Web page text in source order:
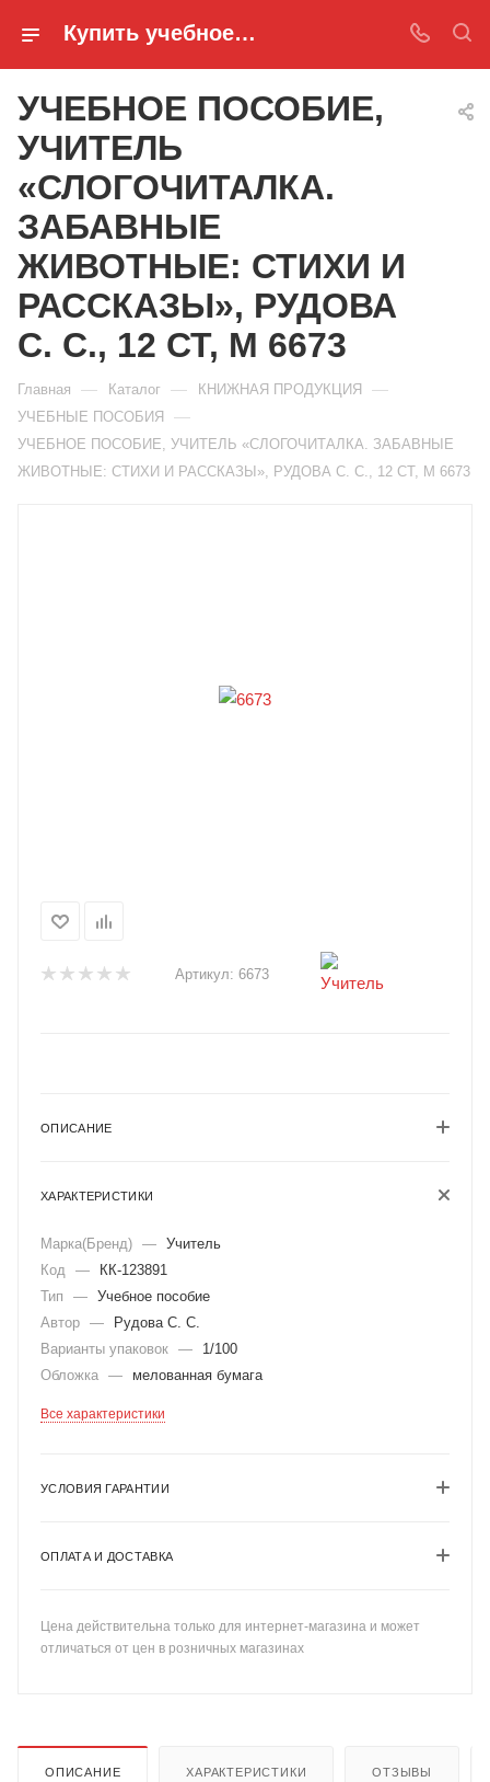
Купить учебное пособие, учитель «слогочиталка. забавные животные: стихи и рассказы», рудова с. с., 12 ст, м 6673 в Ростове-на-Дону
УЧЕБНОЕ ПОСОБИЕ,
УЧИТЕЛЬ
«СЛОГОЧИТАЛКА.
ЗАБАВНЫЕ
ЖИВОТНЫЕ: СТИХИ И
РАССКАЗЫ», РУДОВА
С. С., 12 СТ, М 6673
Главная — Каталог — КНИЖНАЯ ПРОДУКЦИЯ —
УЧЕБНЫЕ ПОСОБИЯ —
УЧЕБНОЕ ПОСОБИЕ, УЧИТЕЛЬ «СЛОГОЧИТАЛКА. ЗАБАВНЫЕ
ЖИВОТНЫЕ: СТИХИ И РАССКАЗЫ», РУДОВА С. С., 12 СТ, М 6673
Артикул: 6673
ОПИСАНИЕ
ХАРАКТЕРИСТИКИ
Марка(Бренд) — Учитель
Код —
КК-123891
Тип
— Учебное пособие
Автор —
Рудова С. С.
Варианты упаковок —
1/100
Обложка — мелованная бумага
Все характеристики
УСЛОВИЯ ГАРАНТИИ
ОПЛАТА И ДОСТАВКА
Цена действительна только для интернет-магазина и может
отличаться от цен в розничных магазинах
ОПИСАНИЕ ХАРАКТЕРИСТИКИ ОТЗЫВЫ